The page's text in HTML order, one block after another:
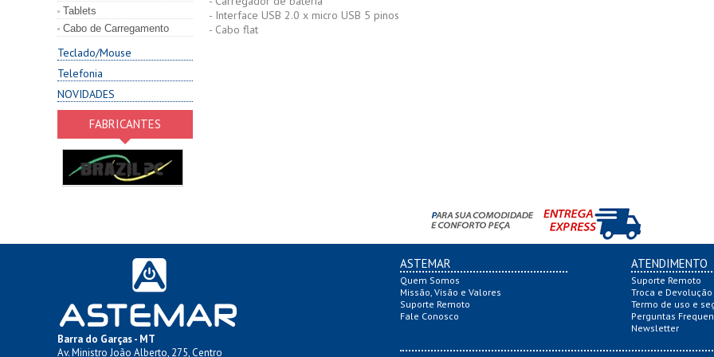
Tablets
Cabo de Carregamento
Teclado/Mouse
Telefonia
NOVIDADES
FABRICANTES
- Interface USB 2.0 x micro USB 5 pinos
- Cabo flat
Barra do Garças - MT
Av. Ministro João Alberto, 275, Centro
ASTEMAR
Quem Somos
Missão, Visão e Valores
Suporte Remoto
Fale Conosco
ATENDIMENTO
Suporte Remoto
Troca e Devolução
Termo de uso e
Perguntas
Newsletter